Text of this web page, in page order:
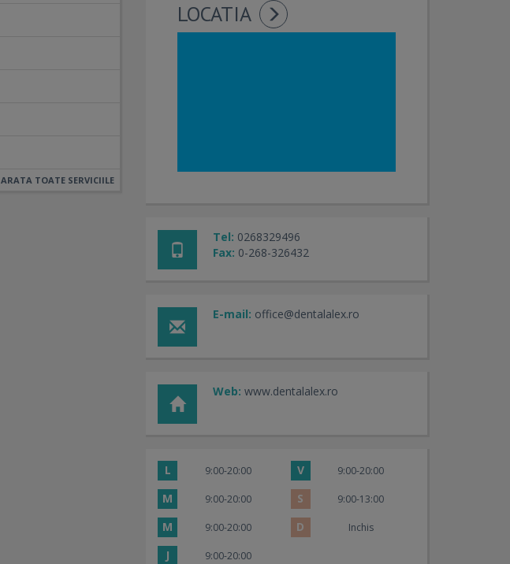
ARATA TOATE SERVICIILE
LOCATIA
Tel: 0268329496
Fax: 0-268-326432
E-mail: office@dentalalex.ro
Web: www.dentalalex.ro
L 9:00-20:00 V 9:00-20:00
M 9:00-20:00 S 9:00-13:00
M 9:00-20:00 D Inchis
J 9:00-20:00